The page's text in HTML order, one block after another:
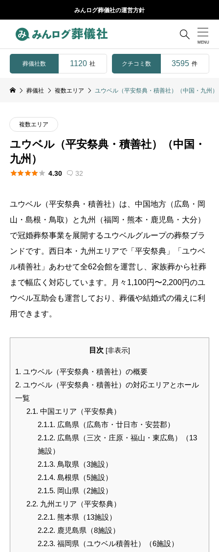
みんログ葬儀社の運営方針

葬儀社数 1120 社 クチコミ数 3595 件
葬儀社 複数エリア ユウベル（平安祭典・積善社）（中国・九州）
複数エリア
ユウベル（平安祭典・積善社）（中国・
九州）
 4.30  32
ユウベル（平安祭典・積善社）は、中国地方（広島・岡
山・島根・鳥取）と九州（福岡・熊本・鹿児島・大分）
で冠婚葬祭事業を展開するユウベルグループの葬祭ブラ
ンドです。西日本・九州エリアで「平安祭典」「ユウベ
ル積善社」あわせて全62会館を運営し、家族葬から社葬
まで幅広く対応しています。月々1,100円〜2,200円のユ
ウベル互助会も運営しており、葬儀や結婚式の備えに利
用できます。
目次 [非表示]
1. ユウベル（平安祭典・積善社）の概要
2. ユウベル（平安祭典・積善社）の対応エリアとホール
一覧
2.1. 中国エリア（平安祭典）
2.1.1. 広島県（広島市・廿日市・安芸郡）
2.1.2. 広島県（三次・庄原・福山・東広島）（13
施設）
2.1.3. 鳥取県（3施設）
2.1.4. 島根県（5施設）
2.1.5. 岡山県（2施設）
2.2. 九州エリア（平安祭典）
2.2.1. 熊本県（13施設）
2.2.2. 鹿児島県（8施設）
2.2.3. 福岡県（ユウベル積善社）（6施設）